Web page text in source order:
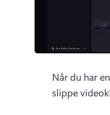
Når du har
slippe